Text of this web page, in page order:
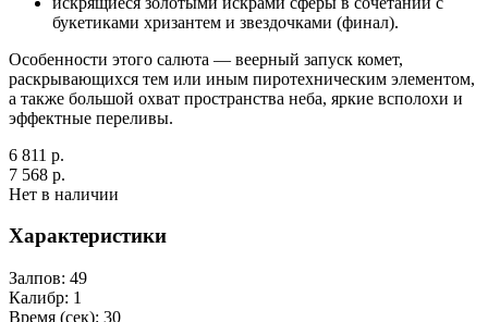
букетиками хризантем и звездочками (финал).
Особенности этого салюта — веерный запуск комет,
раскрывающихся тем или иным пиротехническим элементом,
а также большой охват пространства неба, яркие всполохи и
эффектные переливы.
6 811 р.
7 568 р.
Нет в наличии
Характеристики
Залпов: 49
Калибр: 1
Время (сек): 30